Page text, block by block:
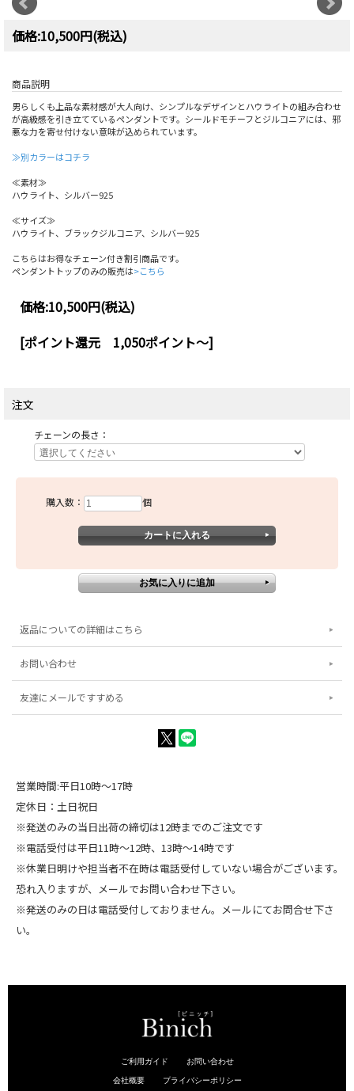
価格:10,500円(税込)
商品説明
男らしくも上品な素材感が大人向け、シンプルなデザインとハウライトの組み合わせ
が高級感を引き立てているペンダントです。シールドモチーフとジルコニアには、邪
悪な力を寄せ付けない意味が込められています。
≫別カラーはコチラ
≪素材≫
ハウライト、シルバー925
≪サイズ≫
ハウライト、ブラックジルコニア、シルバー925
こちらはお得なチェーン付き割引商品です。
ペンダントトップのみの販売は>こちら
価格:10,500円(税込)
[ポイント還元 1,050ポイント～]
注文
チェーンの長さ：
購入数： 個
返品についての詳細はこちら
お問い合わせ
友達にメールですすめる
営業時間:平日10時～17時
定休日：土日祝日
※発送のみの当日出荷の締切は12時までのご注文です
※電話受付は平日11時～12時、13時～14時です
※休業日明けや担当者不在時は電話受付していない場合がございます。
恐れ入りますが、メールでお問い合わせ下さい。
※発送のみの日は電話受付しておりません。メールにてお問合せ下さ
い。